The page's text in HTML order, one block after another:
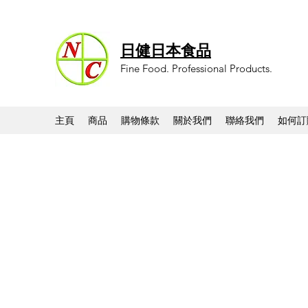
日健日本食品
Fine Food. Professional Products.
主頁 商品 購物條款 關於我們 聯絡我們 如何